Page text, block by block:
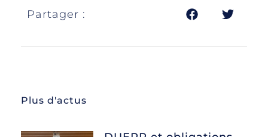
Partager :
Plus d'actus